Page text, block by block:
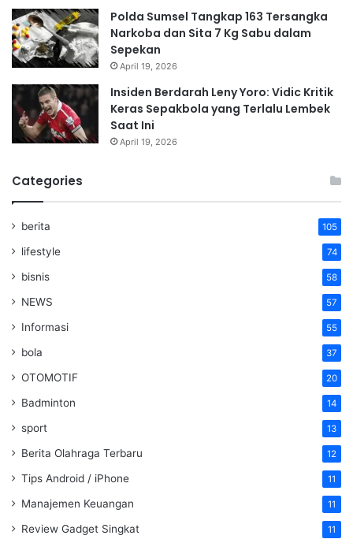
Polda Sumsel Tangkap 163 Tersangka
Narkoba dan Sita 7 Kg Sabu dalam
Sepekan
April 19, 2026
Insiden Berdarah Leny Yoro: Vidic Kritik
Keras Sepakbola yang Terlalu Lembek
Saat Ini
April 19, 2026
Categories
berita 105
lifestyle 74
bisnis 58
NEWS 57
Informasi 55
bola 37
OTOMOTIF 20
Badminton 14
sport 13
Berita Olahraga Terbaru 12
Tips Android / iPhone 11
Manajemen Keuangan 11
Review Gadget Singkat 11